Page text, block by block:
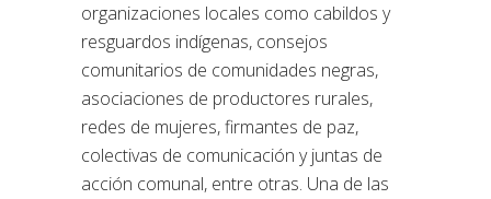
organizaciones locales como cabildos y
resguardos indígenas, consejos
comunitarios de comunidades negras,
asociaciones de productores rurales,
redes de mujeres, firmantes de paz,
colectivas de comunicación y juntas de
acción comunal, entre otras. Una de las